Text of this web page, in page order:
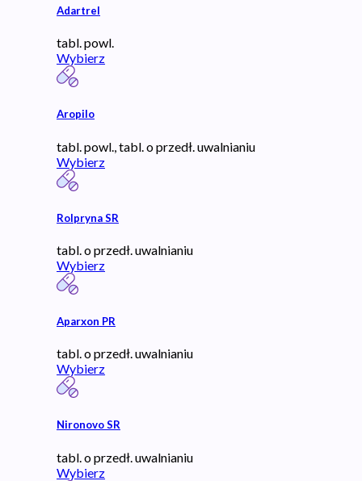
Adartrel
tabl. powl.
Wybierz
Aropilo
tabl. powl., tabl. o przedł. uwalnianiu
Wybierz
Rolpryna SR
tabl. o przedł. uwalnianiu
Wybierz
Aparxon PR
tabl. o przedł. uwalnianiu
Wybierz
Nironovo SR
tabl. o przedł. uwalnianiu
Wybierz